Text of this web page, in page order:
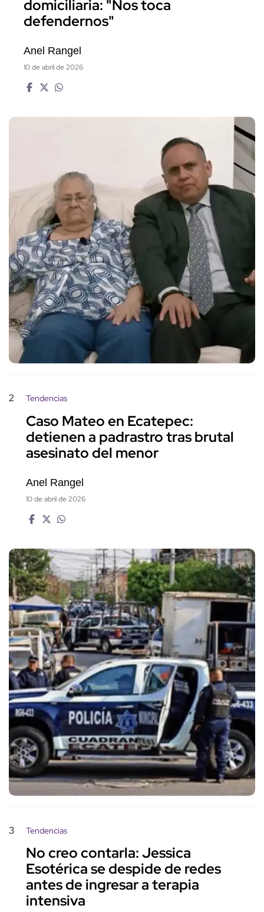
domiciliaria: "Nos toca
defendernos"
Anel Rangel
10 de abril de 2026
2 Tendencias
Caso Mateo en Ecatepec:
detienen a padrastro tras brutal
asesinato del menor
Anel Rangel
10 de abril de 2026
3 Tendencias
No creo contarla: Jessica
Esotérica se despide de redes
antes de ingresar a terapia
intensiva